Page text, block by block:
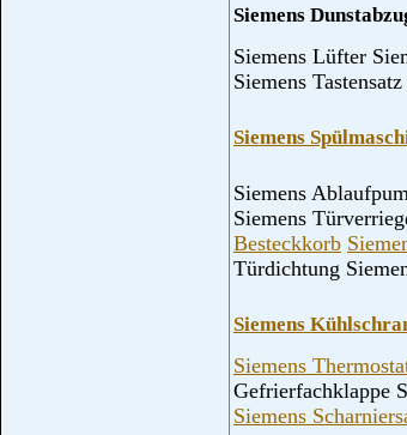
Siemens
Siemens Lüfter
Siemens
Siemens
Siemens
Siemens
Besteckkorb
Türdichtung
Siemens
Siemens
Gefrierfachklappe
Siemens